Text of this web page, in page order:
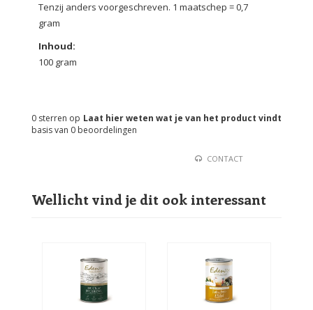
Tenzij anders voorgeschreven. 1 maatschep = 0,7
gram
Inhoud:
100 gram
Laat hier weten wat je van het product vindt
0 sterren op
basis van 0 beoordelingen
CONTACT
Wellicht vind je dit ook interessant